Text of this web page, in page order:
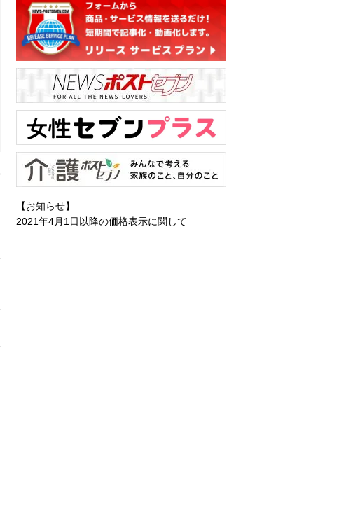
【お知らせ】
2021年4月1日以降の価格表示に関して